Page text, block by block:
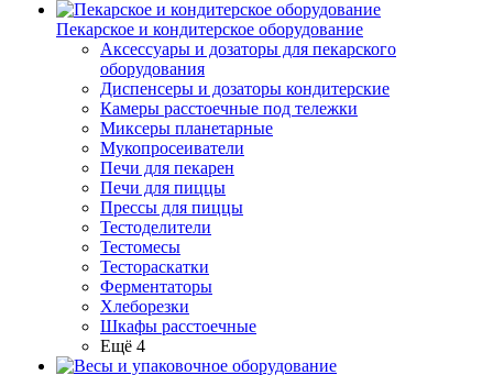
Пекарское и кондитерское оборудование
Аксессуары и дозаторы для пекарского
оборудования
Диспенсеры и дозаторы кондитерские
Камеры расстоечные под тележки
Миксеры планетарные
Мукопросеиватели
Печи для пекарен
Печи для пиццы
Прессы для пиццы
Тестоделители
Тестомесы
Тестораскатки
Ферментаторы
Хлеборезки
Шкафы расстоечные
Ещё 4